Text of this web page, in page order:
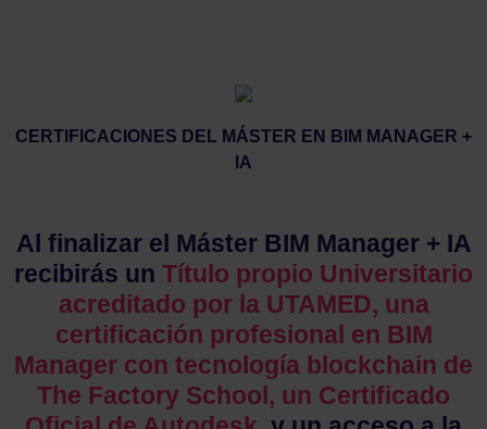
CERTIFICACIONES DEL MÁSTER EN BIM MANAGER +
IA
Al finalizar el Máster BIM Manager + IA
recibirás un Título propio Universitario
acreditado por la UTAMED, una
certificación profesional en BIM
Manager con tecnología blockchain de
The Factory School, un Certificado